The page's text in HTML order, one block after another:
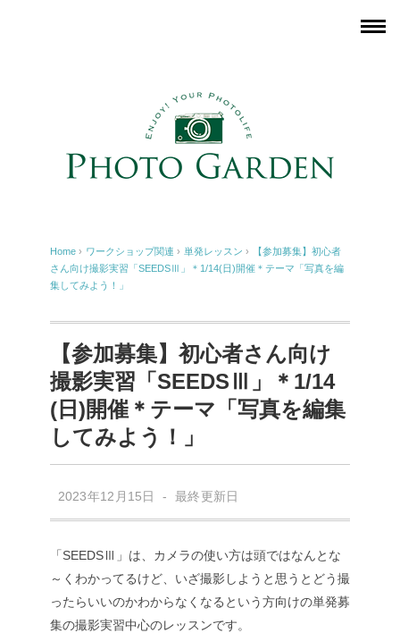
Home › ワークショップ関連 › 単発レッスン ›
【参加募集】初心者
さん向け撮影実習「SEEDSⅢ」＊1/14(日)開催＊テーマ「写真を編
集してみよう！」
【参加募集】初心者さん向け
撮影実習「SEEDSⅢ」＊1/14
(日)開催＊テーマ「写真を編集
してみよう！」
2023年12月15日 - 最終更新日
「SEEDSⅢ」は、カメラの使い方は頭ではなんとな
～くわかってるけど、いざ撮影しようと思うとどう撮
ったらいいのかわからなくなるという方向けの単発募
集の撮影実習中心のレッスンです。